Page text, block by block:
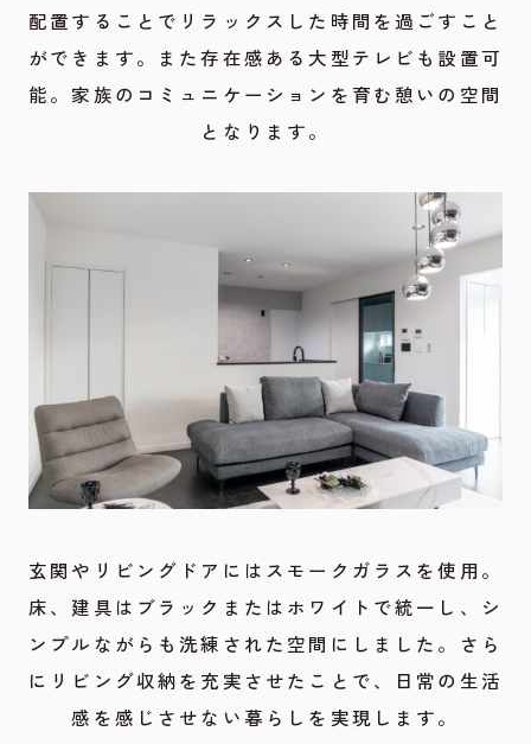
配置することでリラックスした時間を過ごすこと
ができます。また存在感ある大型テレビも設置可
能。家族のコミュニケーションを育む憩いの空間
となります。
玄関やリビングドアにはスモークガラスを使用。
床、建具はブラックまたはホワイトで統一し、シ
ンプルながらも洗練された空間にしました。さら
にリビング収納を充実させたことで、日常の生活
感を感じさせない暮らしを実現します。